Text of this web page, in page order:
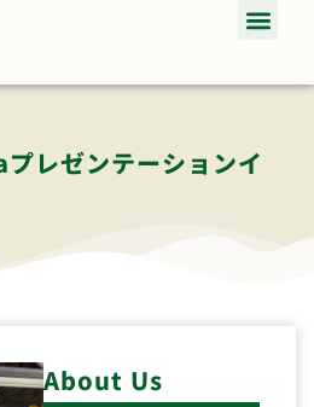
レゼンテーションイ
About Us